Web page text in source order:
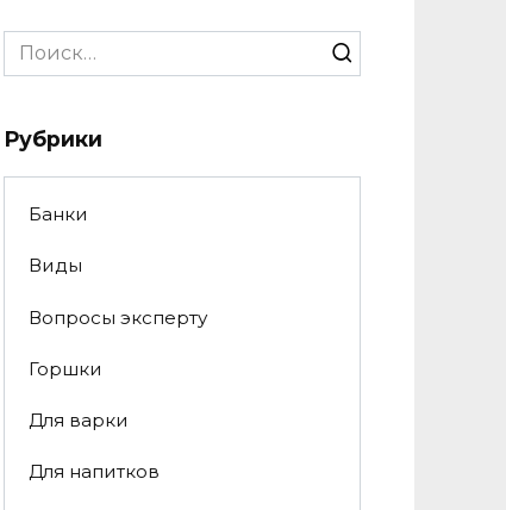
Search
for:
Рубрики
Банки
Виды
Вопросы эксперту
Горшки
Для варки
Для напитков